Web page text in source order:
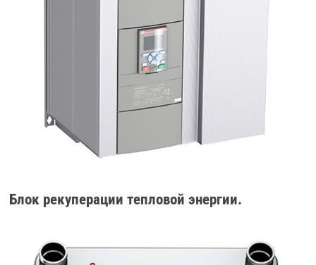
Блок рекуперации тепловой энергии.